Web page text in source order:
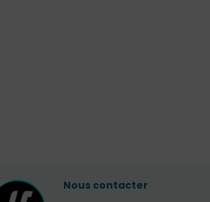
Nous contacter